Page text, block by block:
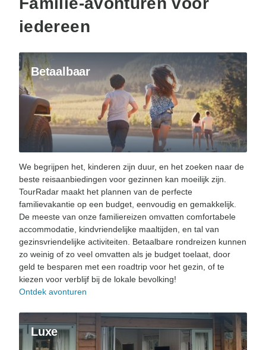
iedereen
Betaalbaar
We begrijpen het, kinderen zijn duur, en het zoeken naar de
beste reisaanbiedingen voor gezinnen kan moeilijk zijn.
TourRadar maakt het plannen van de perfecte
familievakantie op een budget, eenvoudig en gemakkelijk.
De meeste van onze familiereizen omvatten comfortabele
accommodatie, kindvriendelijke maaltijden, en tal van
gezinsvriendelijke activiteiten. Betaalbare rondreizen kunnen
zo weinig of zo veel omvatten als je budget toelaat, door
geld te besparen met een roadtrip voor het gezin, of te
kiezen voor verblijf bij de lokale bevolking!
Ontdek avonturen
Luxe